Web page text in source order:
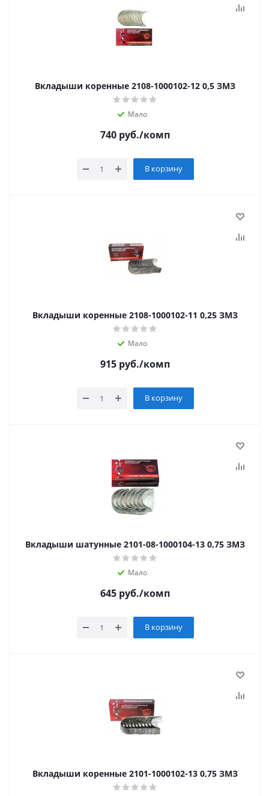
Вкладыши коренные 2108-1000102-12 0,5 ЗМЗ
Мало
740 руб./комп
В корзину
Вкладыши коренные 2108-1000102-11 0,25 ЗМЗ
Мало
915 руб./комп
В корзину
Вкладыши шатунные 2101-08-1000104-13 0,75 ЗМЗ
Мало
645 руб./комп
В корзину
Вкладыши коренные 2101-1000102-13 0,75 ЗМЗ